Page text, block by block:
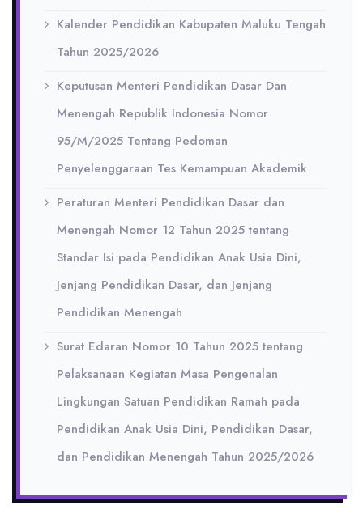
Kalender Pendidikan Kabupaten Maluku Tengah
Tahun 2025/2026
Keputusan Menteri Pendidikan Dasar Dan
Menengah Republik Indonesia Nomor
95/M/2025 Tentang Pedoman
Penyelenggaraan Tes Kemampuan Akademik
Peraturan Menteri Pendidikan Dasar dan
Menengah Nomor 12 Tahun 2025 tentang
Standar Isi pada Pendidikan Anak Usia Dini,
Jenjang Pendidikan Dasar, dan Jenjang
Pendidikan Menengah
Surat Edaran Nomor 10 Tahun 2025 tentang
Pelaksanaan Kegiatan Masa Pengenalan
Lingkungan Satuan Pendidikan Ramah pada
Pendidikan Anak Usia Dini, Pendidikan Dasar,
dan Pendidikan Menengah Tahun 2025/2026